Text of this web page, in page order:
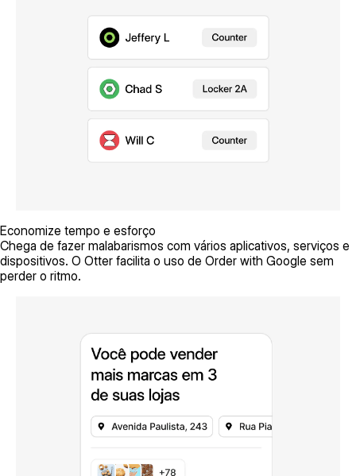
Economize tempo e esforço
Chega de fazer malabarismos com vários aplicativos, serviços e
dispositivos. O Otter facilita o uso de Order with Google sem
perder o ritmo.